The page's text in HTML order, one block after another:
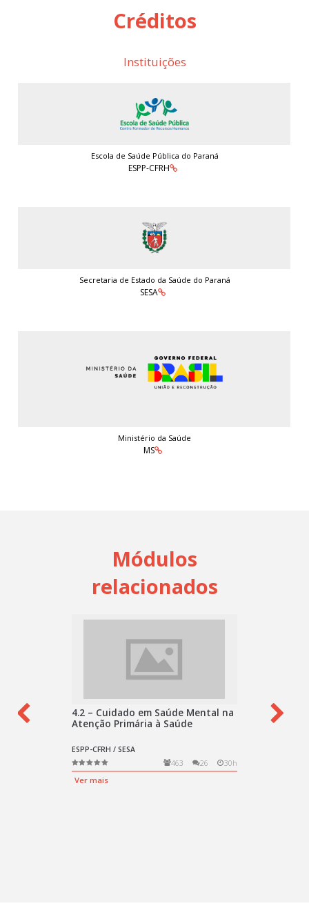
Créditos
Instituições
Escola de Saúde Pública do Paraná
ESPP-CFRH
Secretaria de Estado da Saúde do Paraná
SESA
Ministério da Saúde
MS
Módulos
relacionados